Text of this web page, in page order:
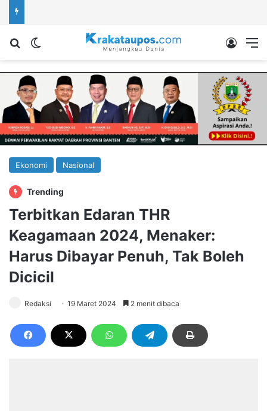
Cari berita...Switch skin Log In
Ekonomi Nasional
Trending
Terbitkan Edaran THR
Keagamaan 2024, Menaker:
Harus Dibayar Penuh, Tak Boleh
Dicicil
Redaksi 19 Maret 2024 2 menit dibaca